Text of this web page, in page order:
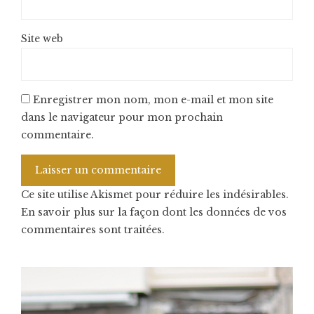
Site web
Enregistrer mon nom, mon e-mail et mon site
dans le navigateur pour mon prochain
commentaire.
Ce site utilise Akismet pour réduire les indésirables.
En savoir plus sur la façon dont les données de vos
commentaires sont traitées.